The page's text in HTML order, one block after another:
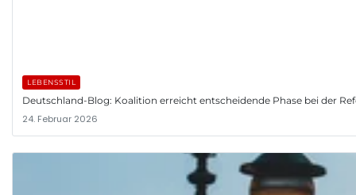
LEBENSSTIL
Deutschland-Blog: Koalition erreicht entscheidende Phase bei der
24. Februar 2026